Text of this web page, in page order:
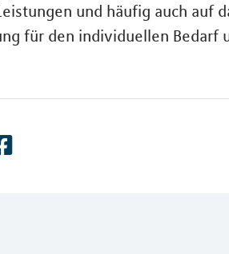
und häufig auch auf
für den individuellen Bedarf